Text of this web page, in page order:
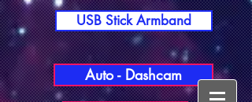
USB Stick Armband
Auto - Dashcam